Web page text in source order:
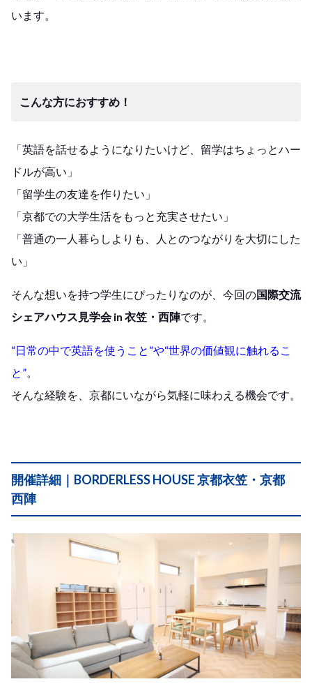
います。
こんな方におすすめ！
「英語を話せるようになりたいけど、留学はちょっとハー
ドルが高い」
「留学生の友達を作りたい」
「京都での大学生活をもっと充実させたい」
「普通の一人暮らしよりも、人とのつながりを大切にした
い」
そんな想いを持つ学生にぴったりなのが、今回の国際交流
シェアハウス見学会 in 衣笠・西陣です。
“日常の中で英語を使うこと”や“世界の価値観に触れるこ
と”
そんな経験を、京都にいながら気軽に味わえる機会です。
開催詳細｜BORDERLESS HOUSE 京都衣笠・京都
西陣